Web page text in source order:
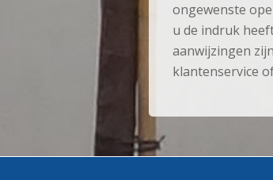
ongewenste
u de indruk
aanwijzingen
klantenservice